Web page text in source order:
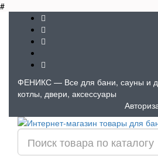
#
ФЕНИКС — Все для бани, сауны и
котлы, двери, аксессуары